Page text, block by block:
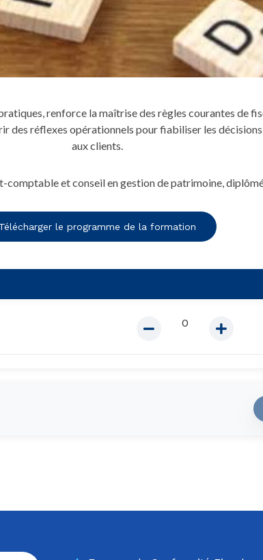
renforce la maîtrise des règles courantes de
des réflexes opérationnels pour fiabiliser les
aux clients.
et conseil en gestion de patrimoine, diplômé
Télécharger le programme de la formation